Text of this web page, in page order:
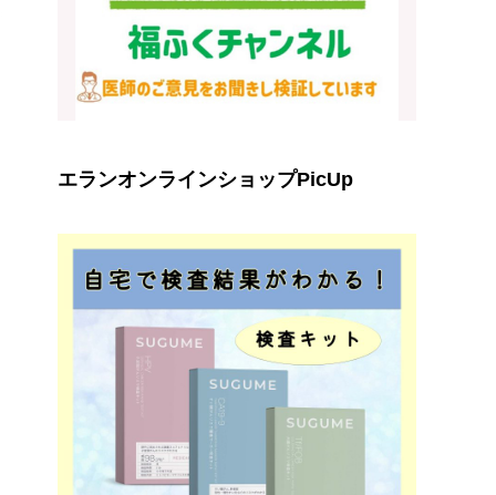
エランオンラインショップPicUp